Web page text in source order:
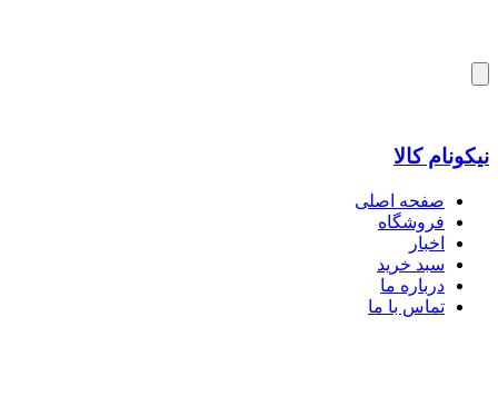
نیکونام کالا
صفحه اصلی
فروشگاه
اخبار
سبد خرید
درباره ما
تماس با ما